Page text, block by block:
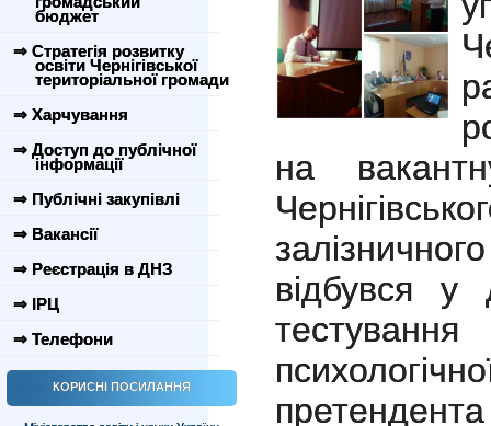
бюджет
⇒ Стратегія розвитку
освіти Чернігівської
територіальної громади
⇒ Харчування
⇒ Доступ до публічної
інформації
⇒ Публічні закупівлі
⇒ Вакансії
⇒ Реєстрація в ДНЗ
⇒ ІРЦ
⇒ Телефони
КОРИСНІ ПОСИЛАННЯ
на
відбувся